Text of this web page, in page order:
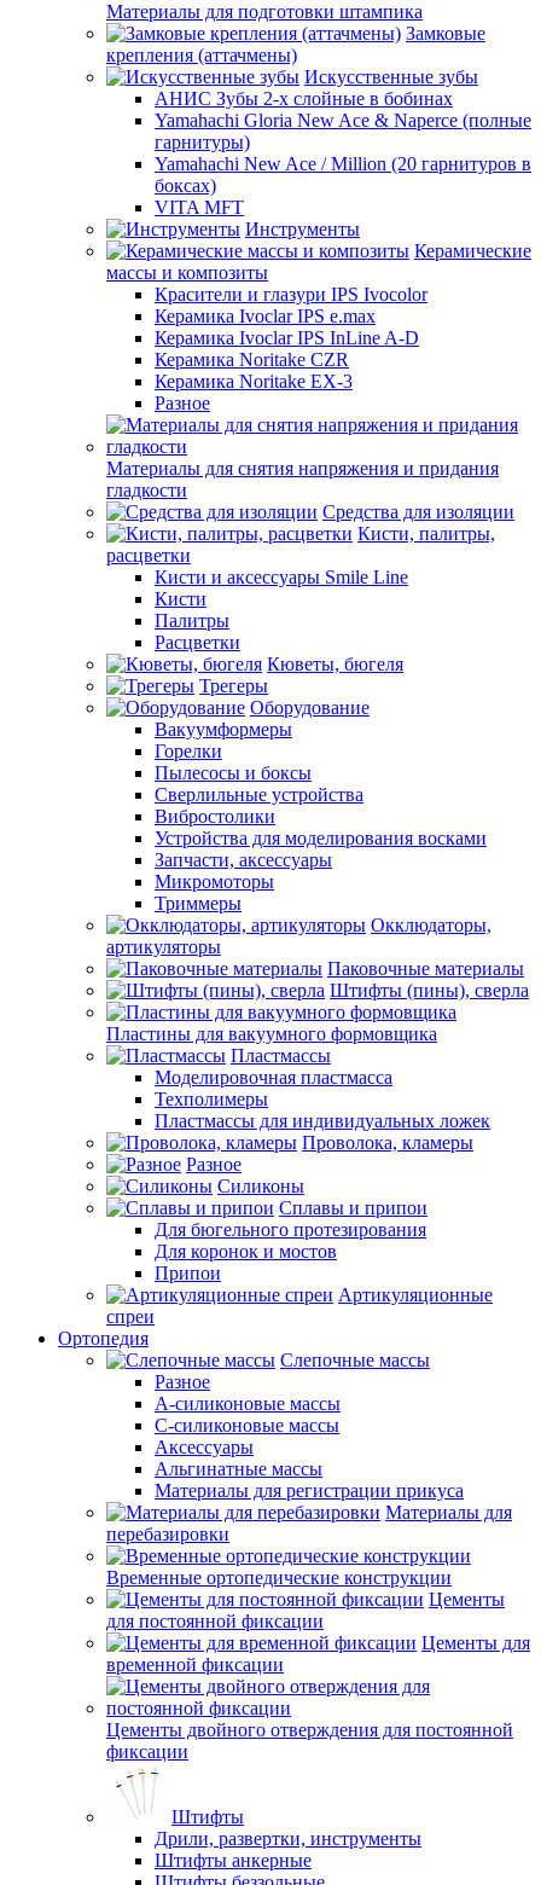
Материалы для подготовки штампика
Замковые
крепления (аттачмены)
Искусственные зубы
АНИС Зубы 2-х слойные в бобинах
Yamahachi Gloria New Ace & Naperce (полные
гарнитуры)
Yamahachi New Ace / Million (20 гарнитуров в
боксах)
VITA MFT
Инструменты
Керамические
массы и композиты
Красители и глазури IPS Ivocolor
Керамика Ivoclar IPS e.max
Керамика Ivoclar IPS InLine A-D
Керамика Noritake CZR
Керамика Noritake EX-3
Разное
Материалы для снятия напряжения и придания
гладкости
Средства для изоляции
Кисти, палитры,
расцветки
Кисти и аксессуары Smile Line
Кисти
Палитры
Расцветки
Кюветы, бюгеля
Трегеры
Оборудование
Вакуумформеры
Горелки
Пылесосы и боксы
Сверлильные устройства
Вибростолики
Устройства для моделирования восками
Запчасти, аксессуары
Микромоторы
Триммеры
Окклюдаторы,
артикуляторы
Паковочные материалы
Штифты (пины), сверла
Пластины для вакуумного формовщика
Пластмассы
Моделировочная пластмасса
Техполимеры
Пластмассы для индивидуальных ложек
Проволока, кламеры
Разное
Силиконы
Сплавы и припои
Для бюгельного протезирования
Для коронок и мостов
Припои
Артикуляционные
спреи
Ортопедия
Слепочные массы
Разное
А-силиконовые массы
С-силиконовые массы
Аксессуары
Альгинатные массы
Материалы для регистрации прикуса
Материалы для
перебазировки
Временные ортопедические конструкции
Цементы
для постоянной фиксации
Цементы для
временной фиксации
Цементы двойного отверждения для постоянной
фиксации
Штифты
Дрили, развертки, инструменты
Штифты анкерные